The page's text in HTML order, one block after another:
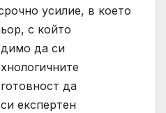
усилие, в което
с който
да си
да
експертен